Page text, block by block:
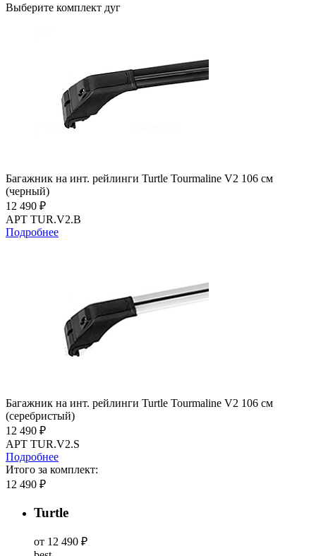
Выберите комплект дуг
Багажник на инт. рейлинги Turtle Tourmaline V2 106 см
(черный)
12 490 ₽
АРТ TUR.V2.B
Подробнее
Багажник на инт. рейлинги Turtle Tourmaline V2 106 см
(серебристый)
12 490 ₽
АРТ TUR.V2.S
Подробнее
Итого за комплект:
12 490 ₽
Turtle
от 12 490 ₽